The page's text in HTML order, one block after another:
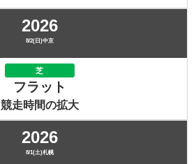
2026
8/2(日)中京
芝
フラット
競走時間の拡大
2026
8/1(土)札幌